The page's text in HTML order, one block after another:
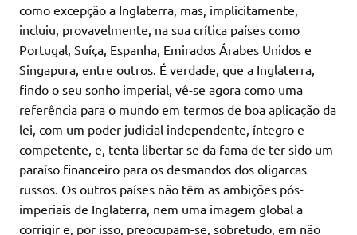
como excepção a Inglaterra, mas, implicitamente,
incluiu, provavelmente, na sua crítica países como
Portugal, Suíça, Espanha, Emirados Árabes Unidos e
Singapura, entre outros. É verdade, que a Inglaterra,
findo o seu sonho imperial, vê-se agora como uma
referência para o mundo em termos de boa aplicação da
lei, com um poder judicial independente, íntegro e
competente, e, tenta libertar-se da fama de ter sido um
paraíso financeiro para os desmandos dos oligarcas
russos. Os outros países não têm as ambições pós-
imperiais de Inglaterra, nem uma imagem global a
corrigir e, por isso, preocupam-se, sobretudo, em não